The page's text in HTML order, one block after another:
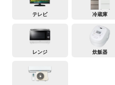
テレビ 冷蔵庫
レンジ 炊飯器